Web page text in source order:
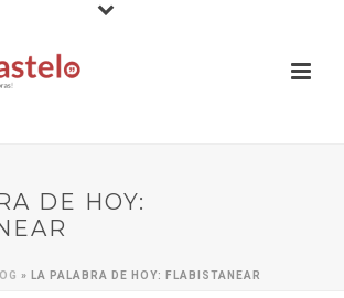
DE HOY:
» LA PALABRA DE HOY: FLABISTANEAR